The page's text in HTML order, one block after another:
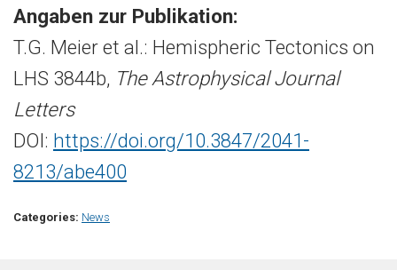
Angaben zur Publikation:
T.G. Meier et al.: Hemispheric Tectonics on
LHS 3844b, The Astrophysical Journal
Letters
DOI: https://doi.org/10.3847/2041-
8213/abe400
Categories: News